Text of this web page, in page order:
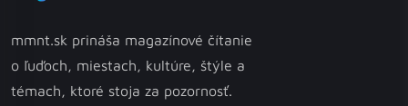
mmnt.sk prináša magazínové čítanie
o ľuďoch, miestach, kultúre, štýle a
témach, ktoré stoja za pozornosť.